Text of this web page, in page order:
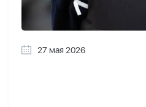
27 мая 2026